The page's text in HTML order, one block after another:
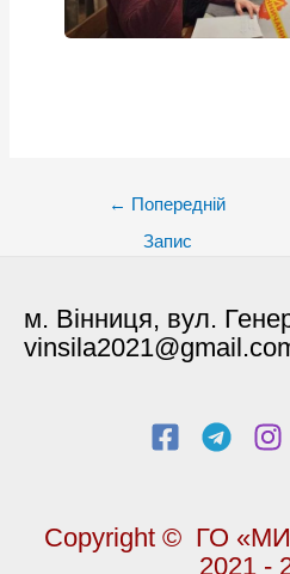
← Попередній
Запис
м. Вінниця, вул.
Copyright © ГО
2021 -